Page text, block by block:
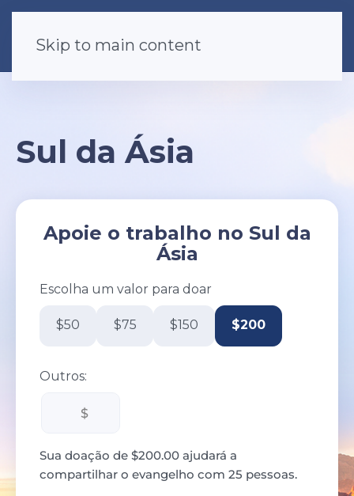
Skip to main content
Sul da Ásia
Apoie o trabalho no Sul da
Ásia
Escolha um valor para doar
$50 $75 $150 $200
Outros:
Sua doação de $200.00 ajudará a
compartilhar o evangelho com 25 pessoas.